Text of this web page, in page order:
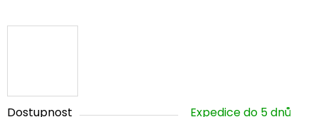
Dostupnost
Expedice do 5 dnů